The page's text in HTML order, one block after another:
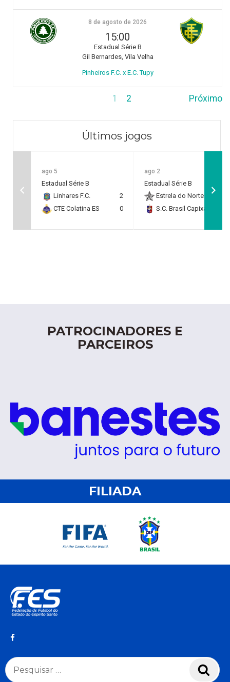
8 de agosto de 2026
15:00
Estadual Série B
Gil Bernardes, Vila Velha
Pinheiros F.C. x E.C. Tupy
1 2 Próximo
Últimos jogos
ago 5
Estadual Série B
Linhares F.C.
2
CTE Colatina ES
0
ago 2
Estadual Série B
Estrela do Norte F.C.
S.C. Brasil Capixaba
PATROCINADORES E
PARCEIROS
FILIADA
Pesquisar
por: